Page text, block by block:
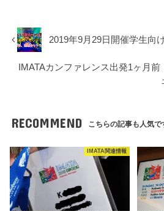
2019年9月29日開催学生向
IMATAカンファレンス出発1ヶ月
RECOMMEND こちらの記事も人気で
IMATA関連情報